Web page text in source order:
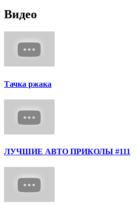
Видео
Тачка ржака
ЛУЧШИЕ АВТО ПРИКОЛЫ #111